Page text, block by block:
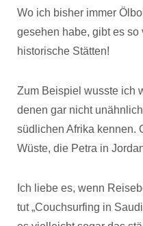
Wo ich bisher immer
gesehen habe, gibt es so
historische Stätten!
Zum Beispiel wusste ich
denen gar nicht
südlichen Afrika kennen.
Wüste, die Petra in
Ich liebe es, wenn
tut „Couchsurfing in